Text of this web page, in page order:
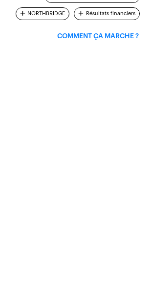
NORTHBRIDGE Résultats financiers
COMMENT ÇA MARCHE ?